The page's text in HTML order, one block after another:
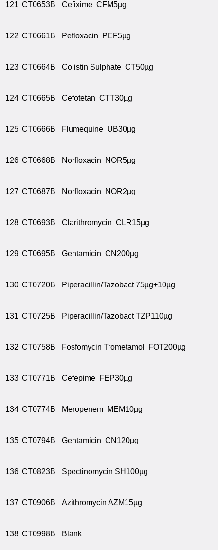
121 CT0653B Cefixime CFM5µg
122 CT0661B Pefloxacin PEF5µg
123 CT0664B Colistin Sulphate CT50µg
124 CT0665B Cefotetan CTT30µg
125 CT0666B Flumequine UB30µg
126 CT0668B Norfloxacin NOR5µg
127 CT0687B Norfloxacin NOR2µg
128 CT0693B Clarithromycin CLR15µg
129 CT0695B Gentamicin CN200µg
130 CT0720B Piperacillin/Tazobact 75µg+10µg
131 CT0725B Piperacillin/Tazobact TZP110µg
132 CT0758B Fosfomycin Trometamol FOT200µg
133 CT0771B Cefepime FEP30µg
134 CT0774B Meropenem MEM10µg
135 CT0794B Gentamicin CN120µg
136 CT0823B Spectinomycin SH100µg
137 CT0906B Azithromycin AZM15µg
138 CT0998B Blank